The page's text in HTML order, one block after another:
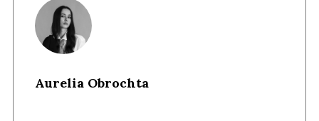
Aurelia Obrochta